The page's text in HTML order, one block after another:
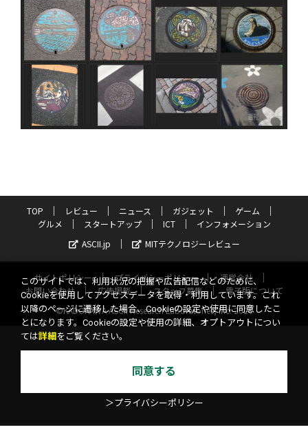
TOP レビュー ニュース ガジェット
ゲーム
グルメ
スタートアップ ICT
インフォメーション
ASCII.jp
MITテクノロジーレビュー
サイトポリシー プライバシーポリシー
運営会社
お問い合わせ
広告掲載 スタッフ募集
電子版について
©KADOKAWA ASCII Research Laboratories, Inc. 2026
このサイトでは、利用状況の把握や広告配信などのために、
Cookieを使用してアクセスデータを取得・利用しています。これ
以降のページに遷移した場合、Cookieの設定や使用に同意したこ
とになります。Cookieの設定や使用の詳細、オプトアウトについ
ては詳細 をご覧ください。
同意する
＞プライバシーポリシー